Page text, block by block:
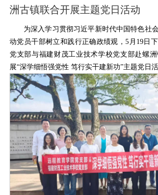
洲古镇联合开展主题党日活动
为深入学习贯彻习近平新时代中国特色社
动党员干部树立和践行正确政绩观，5月19日
党支部与福建财茂工业技术学校党支部赴螺
展“深学细悟强党性 笃行实干建新功”主题党日活